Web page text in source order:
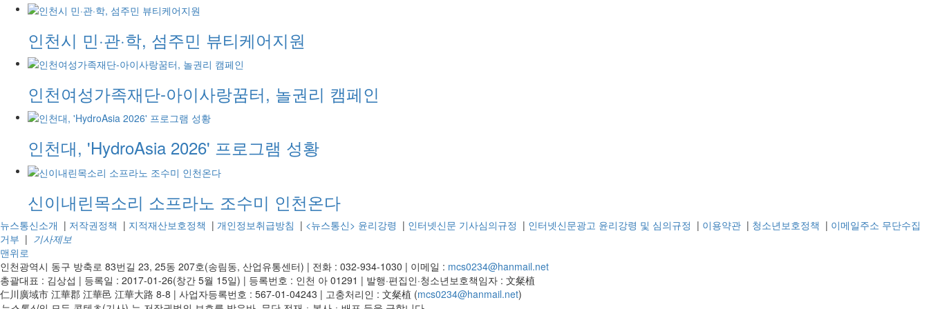
인천시 민·관·학, 섬주민 뷰티케어지원
인천여성가족재단-아이사랑꿈터, 놀권리 캠페인
인천대, 'HydroAsia 2026' 프로그램 성황
신이내린목소리 소프라노 조수미 인천온다
뉴스통신소개 | 저작권정책 | 지적재산보호정책 | 개인정보취급방침 | <뉴스통신> 윤리강령 | 인터넷신문 기사심의규정 | 인터넷신문광고 윤리강령 및 심의규정 | 이용약관 | 청소년보호정책 | 이메일주소 무단수집
거부 | 기사제보
맨위로
인천광역시 동구 방축로 83번길 23, 25동 207호(송림동, 산업유통센터) | 전화 : 032-934-1030 | 이메일 : mcs0234@hanmail.net
총괄대표 : 김상섭 | 등록일 : 2017-01-26(창간 5월 15일) | 등록번호 : 인천 아 01291 | 발행·편집인·청소년보호책임자 : 文粲植
仁川廣域市 江華郡 江華邑 江華大路 8-8 | 사업자등록번호 : 567-01-04243 | 고충처리인 : 文粲植 (mcs0234@hanmail.net)